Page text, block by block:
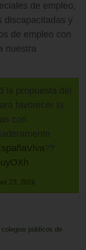
de empleo,
discapacitadas y
de empleo con
nuestra
la propuesta del
favorecer la
con
??
23, 2019